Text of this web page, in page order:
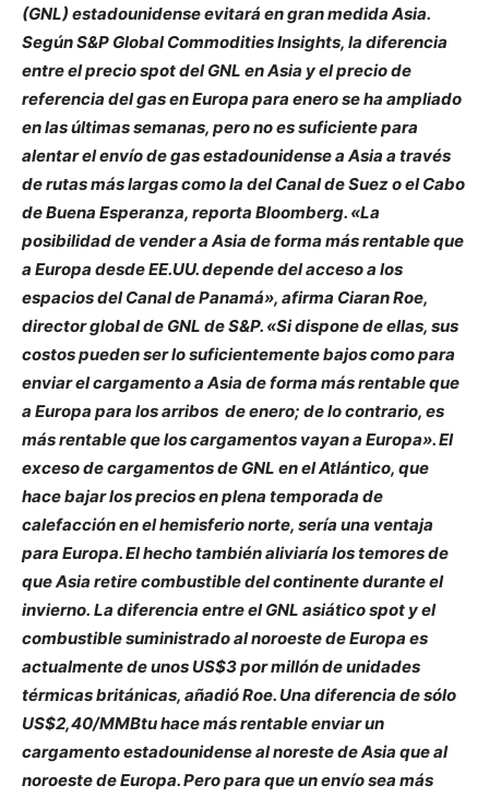
(GNL) estadounidense evitará en gran medida Asia.
Según S&P Global Commodities Insights, la diferencia
entre el precio spot del GNL en Asia y el precio de
referencia del gas en Europa para enero se ha ampliado
en las últimas semanas, pero no es suficiente para
alentar el envío de gas estadounidense a Asia a través
de rutas más largas como la del Canal de Suez o el Cabo
de Buena Esperanza, reporta Bloomberg. «La
posibilidad de vender a Asia de forma más rentable que
a Europa desde EE.UU. depende del acceso a los
espacios del Canal de Panamá», afirma Ciaran Roe,
director global de GNL de S&P. «Si dispone de ellas, sus
costos pueden ser lo suficientemente bajos como para
enviar el cargamento a Asia de forma más rentable que
a Europa para los arribos de enero; de lo contrario, es
más rentable que los cargamentos vayan a Europa». El
exceso de cargamentos de GNL en el Atlántico, que
hace bajar los precios en plena temporada de
calefacción en el hemisferio norte, sería una ventaja
para Europa. El hecho también aliviaría los temores de
que Asia retire combustible del continente durante el
invierno. La diferencia entre el GNL asiático spot y el
combustible suministrado al noroeste de Europa es
actualmente de unos US$3 por millón de unidades
térmicas británicas, añadió Roe. Una diferencia de sólo
US$2,40/MMBtu hace más rentable enviar un
cargamento estadounidense al noreste de Asia que al
noroeste de Europa. Pero para que un envío sea más